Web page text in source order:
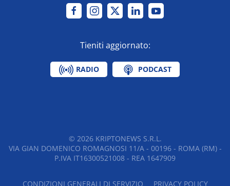
Tieniti aggiornato:
RADIO PODCAST
© 2026KRIPTONEWS S.R.L.
VIA GIAN DOMENICO ROMAGNOSI 11/A - 00196 - ROMA (RM) -
P.IVA IT16300521008 - REA 1647909
CONDIZIONI GENERALI DI SERVIZIO PRIVACY POLICY